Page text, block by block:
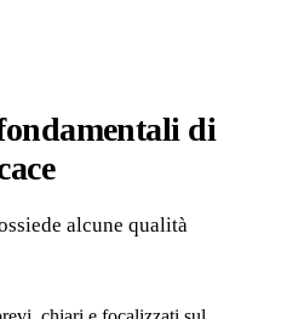
di
alcune qualità